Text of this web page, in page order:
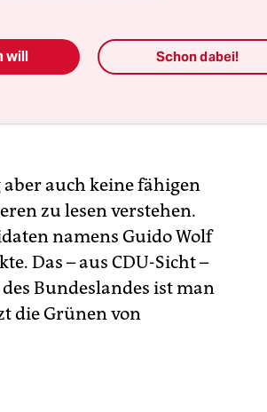
auch keine fähigen
zu lesen verstehen.
namens Guido Wolf
Das – aus CDU-Sicht –
Bundeslandes ist man
die Grünen von
will Schon dabei!